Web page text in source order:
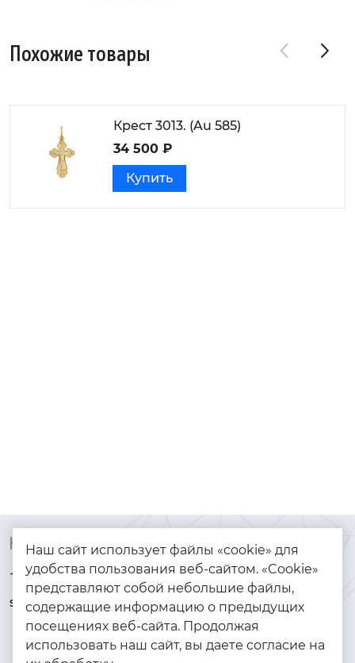
Похожие товары
Крест 3013. (Au 585)
34 500 ₽
Купить
Контакты
+7 (925) 144-64-73
serebryanyye.grani@mail.ru
Каталог
Браслеты
Золото
Серебро
Наш сайт использует файлы «cookie» для
удобства пользования веб-сайтом. «Cookie»
представляют собой небольшие файлы,
содержащие информацию о предыдущих
посещениях веб-сайта. Продолжая
использовать наш сайт, вы даете согласие на